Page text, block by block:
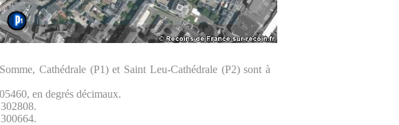
Cathédrale (P1) et Saint Leu-Cathédrale (P2) sont à
en degrés décimaux.